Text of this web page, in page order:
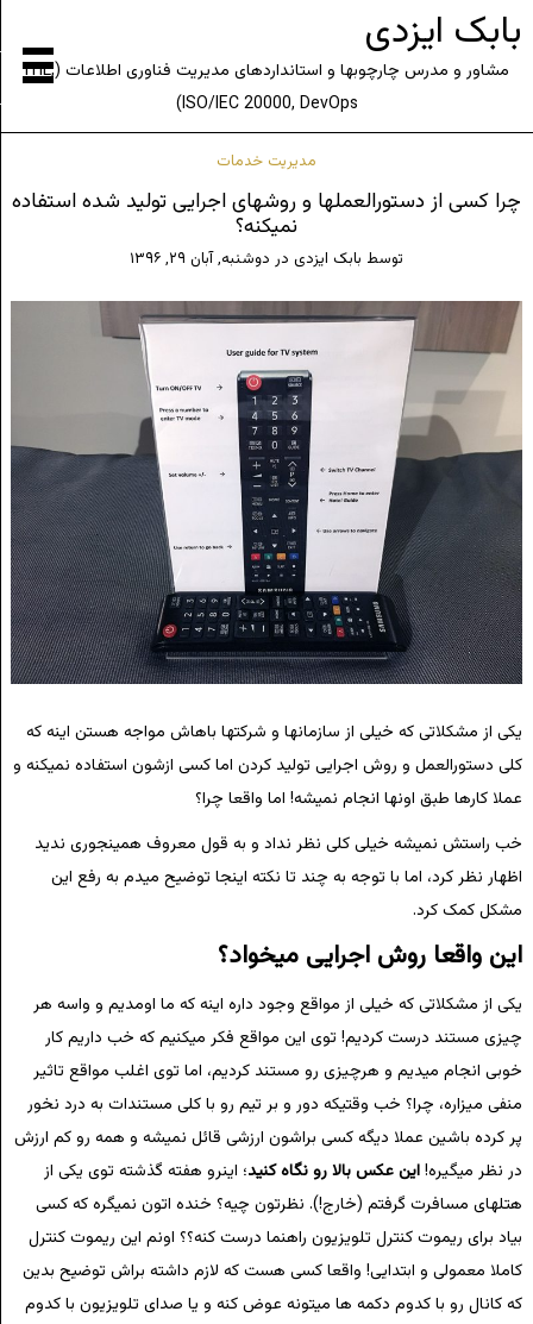
بابک ایزدی
مشاور و مدرس چارچوبها و استانداردهای مدیریت فناوری اطلاعات (ITIL,
ISO/IEC 20000, DevOps)
مدیریت خدمات
چرا کسی از دستورالعملها و روشهای اجرایی تولید شده استفاده
نمیکنه؟
توسط بابک ایزدی در دوشنبه, آبان ۲۹, ۱۳۹۶
یکی از مشکلاتی که خیلی از سازمانها و شرکتها باهاش مواجه هستن اینه که
کلی دستورالعمل و روش اجرایی تولید کردن اما کسی ازشون استفاده نمیکنه و
عملا کارها طبق اونها انجام نمیشه! اما واقعا چرا؟
خب راستش نمیشه خیلی کلی نظر نداد و به قول معروف همینجوری ندید
اظهار نظر کرد، اما با توجه به چند تا نکته اینجا توضیح میدم به رفع این
مشکل کمک کرد.
این واقعا روش اجرایی میخواد؟
یکی از مشکلاتی که خیلی از مواقع وجود داره اینه که ما اومدیم و واسه هر
چیزی مستند درست کردیم! توی این مواقع فکر میکنیم که خب داریم کار
خوبی انجام میدیم و هرچیزی رو مستند کردیم، اما توی اغلب مواقع تاثیر
منفی میزاره، چرا؟ خب وقتیکه دور و بر تیم رو با کلی مستندات به درد نخور
پر کرده باشین عملا دیگه کسی براشون ارزشی قائل نمیشه و همه رو کم ارزش
در نظر میگیره!این عکس بالا رو نگاه کنید؛ اینرو هفته گذشته توی یکی از
هتلهای مسافرت گرفتم (خارج!). نظرتون چیه؟ خنده اتون نمیگره که کسی
بیاد برای ریموت کنترل تلویزیون راهنما درست کنه؟؟ اونم این ریموت کنترل
کاملا معمولی و ابتدایی! واقعا کسی هست که لازم داشته براش توضیح بدین
که کانال رو با کدوم دکمه ها میتونه عوض کنه و یا صدای تلویزیون با کدوم